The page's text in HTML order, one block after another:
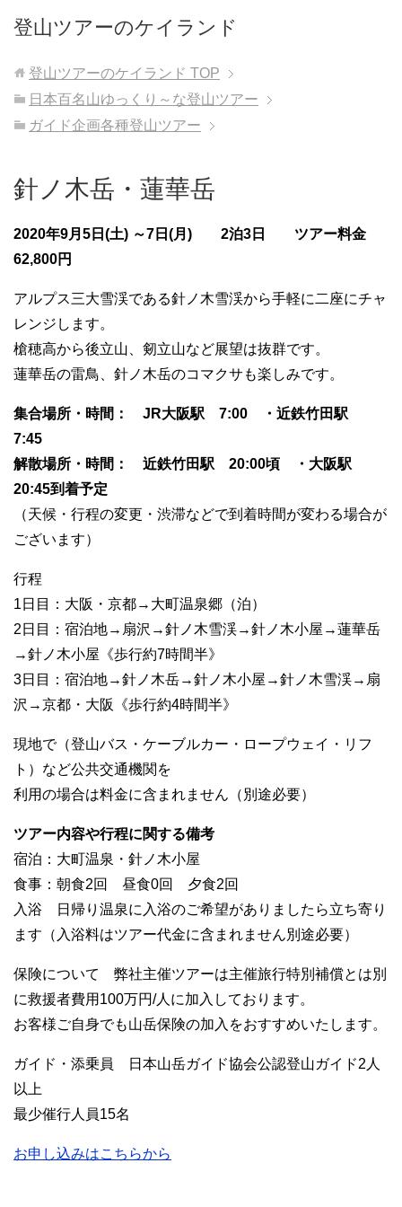
登山ツアーのケイランド
登山ツアーのケイランド TOP
日本百名山ゆっくり～な登山ツアー
ガイド企画各種登山ツアー
針ノ木岳・蓮華岳
2020年9月5日(土) ～7日(月) 2泊3日 ツアー料金
62,800円
アルプス三大雪渓である針ノ木雪渓から手軽に二座にチャ
レンジします。
槍穂高から後立山、剱立山など展望は抜群です。
蓮華岳の雷鳥、針ノ木岳のコマクサも楽しみです。
集合場所・時間： JR大阪駅 7:00 ・近鉄竹田駅
7:45
解散場所・時間： 近鉄竹田駅 20:00頃 ・大阪駅
20:45到着予定
（天候・行程の変更・渋滞などで到着時間が変わる場合が
ございます）
行程
1日目：大阪・京都→大町温泉郷（泊）
2日目：宿泊地→扇沢→針ノ木雪渓→針ノ木小屋→蓮華岳
→針ノ木小屋《歩行約7時間半》
3日目：宿泊地→針ノ木岳→針ノ木小屋→針ノ木雪渓→扇
沢→京都・大阪《歩行約4時間半》
現地で（登山バス・ケーブルカー・ロープウェイ・リフ
ト）など公共交通機関を
利用の場合は料金に含まれません（別途必要）
ツアー内容や行程に関する備考
宿泊：大町温泉・針ノ木小屋
食事：朝食2回 昼食0回 夕食2回
入浴 日帰り温泉に入浴のご希望がありましたら立ち寄り
ます（入浴料はツアー代金に含まれません別途必要）
保険について 弊社主催ツアーは主催旅行特別補償とは別
に救援者費用100万円/人に加入しております。
お客様ご自身でも山岳保険の加入をおすすめいたします。
ガイド・添乗員 日本山岳ガイド協会公認登山ガイド2人
以上
最少催行人員15名
お申し込みはこちらから